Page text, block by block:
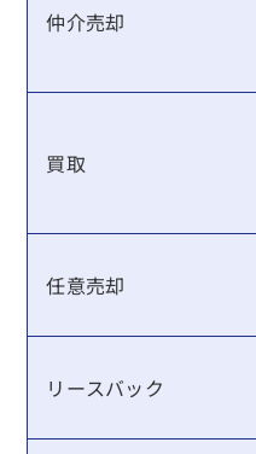
仲介売却
買取
任意売却
リースバック